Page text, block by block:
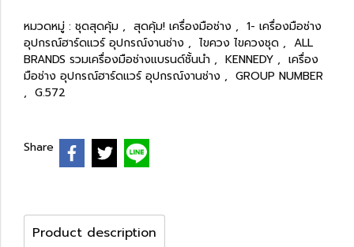
หมวดหมู่ : ชุดสุดคุ้ม , สุดคุ้ม! เครื่องมือช่าง , 1- เครื่องมือช่าง
อุปกรณ์ฮาร์ดแวร์ อุปกรณ์งานช่าง , ไขควง ไขควงชุด , ALL
BRANDS รวมเครื่องมือช่างแบรนด์ชั้นนำ , KENNEDY , เครื่อง
มือช่าง อุปกรณ์ฮาร์ดแวร์ อุปกรณ์งานช่าง , GROUP NUMBER
, G.572
Share
Product description